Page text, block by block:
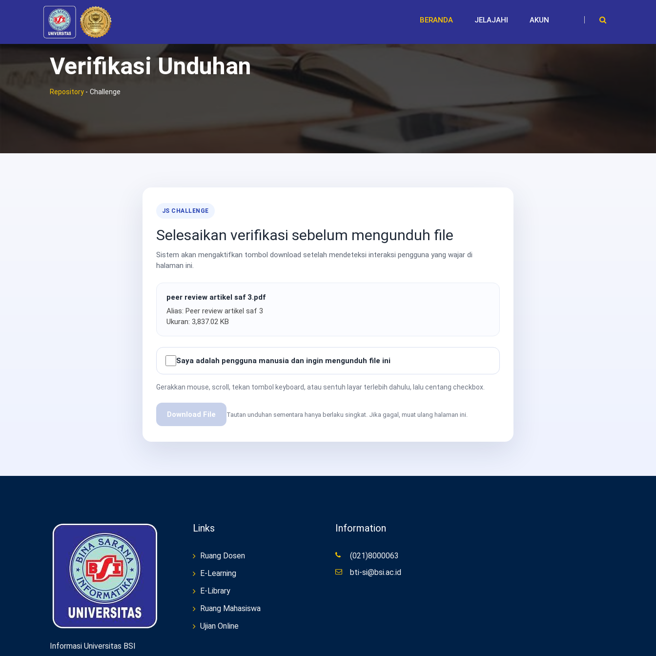
BERANDA JELAJAHI AKUN
Verifikasi Unduhan
Repository - Challenge
JS CHALLENGE
Selesaikan verifikasi sebelum mengunduh file
Sistem akan mengaktifkan tombol download setelah mendeteksi interaksi pengguna yang wajar di
halaman ini.
peer review artikel saf 3.pdf
Alias: Peer review artikel saf 3
Ukuran: 3,837.02 KB
Saya adalah pengguna manusia dan ingin mengunduh file ini
Gerakkan mouse, scroll, tekan tombol keyboard, atau sentuh layar terlebih dahulu, lalu centang checkbox.
Download File Tautan unduhan sementara hanya berlaku singkat. Jika gagal, muat ulang halaman ini.
Informasi Universitas BSI
Links
Ruang Dosen
E-Learning
E-Library
Ruang Mahasiswa
Ujian Online
Information
(021)8000063
bti-si@bsi.ac.id